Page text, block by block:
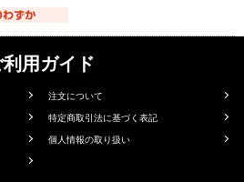
利用ガイド
注文について
特定商取引法に基づく表記
個人情報の取り扱い